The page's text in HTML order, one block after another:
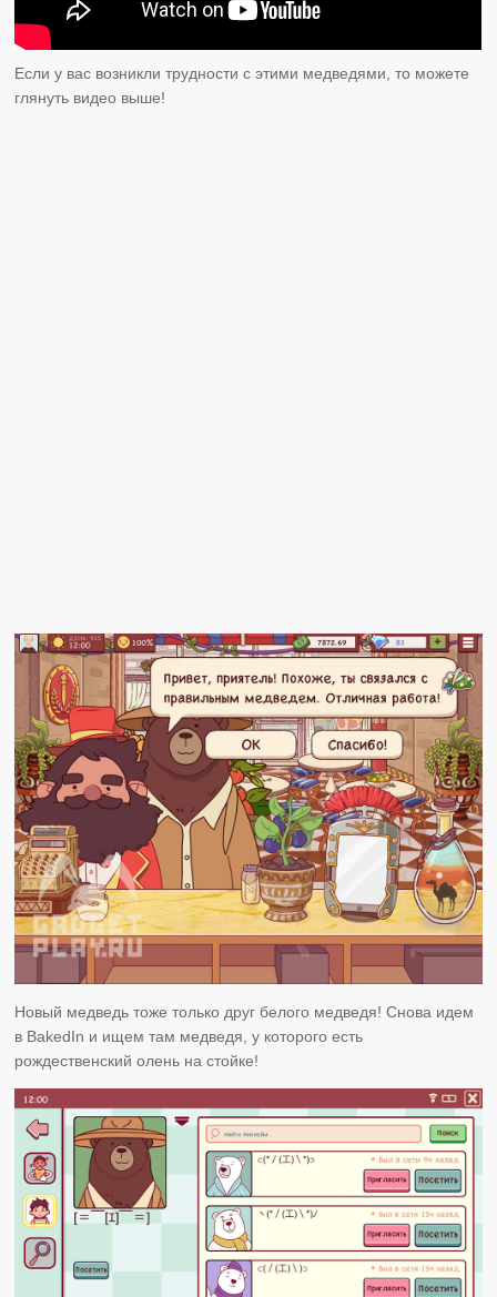
Если у вас возникли трудности с этими медведями, то можете
глянуть видео выше!
Новый медведь тоже только друг белого медведя! Снова идем
в BakedIn и ищем там медведя, у которого есть
рождественский олень на стойке!